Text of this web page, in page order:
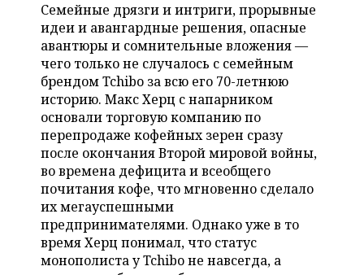
КОМУ ПРИНАДЛЕЖАТ
ТОРГОВЫЕ ЦЕНТРЫ
ТАТАРСТАНА
БЮДЖЕТ
ИНВЕСТИЦИИ
МАШИНОСТРОЕНИЕ
НЕФТЕХИМИЯ
НЕФТЬ
ОПК
ЭНЕРГЕТИКА
НОВОСТИ АВТО
БИЗНЕС
НОВОСТИ БИЗНЕСА
РОЗНИЧНАЯ ТОРГОВЛЯ
ТРАНСПОРТ
ТЕХНОЛОГИИ
НОВОСТИ ТЕХНОЛОГИЙ
ТЕЛЕКОММУНИКАЦИИ
МЕРОПРИЯТИЯ
НОВОСТИ МЕРОПРИЯТИЙ
ВЫЕЗДНАЯ РЕДАКЦИЯ
БИЗНЕС-БРАНЧИ
ONLINE-КОНФЕРЕНЦИИ
СПОРТ
НОВОСТИ СПОРТА
ФУТБОЛ
ХОККЕЙ
ОБЩЕСТВО
НОВОСТИ ОБЩЕСТВА
ВЛАСТЬ
ФОТОГАЛЕРЕЯ
СЮЖЕТЫ
Семейные дрязги и интриги, прорывные
идеи и авангардные решения, опасные
авантюры и сомнительные вложения —
чего только не случалось с семейным
брендом Tchibo за всю его 70-летнюю
историю. Макс Херц с напарником
основали торговую компанию по
перепродаже кофейных зерен сразу
после окончания Второй мировой войны,
во времена дефицита и всеобщего
почитания кофе, что мгновенно сделало
их мегауспешными
предпринимателями. Однако уже в то
время Херц понимал, что статус
монополиста у Tchibo не навсегда, а